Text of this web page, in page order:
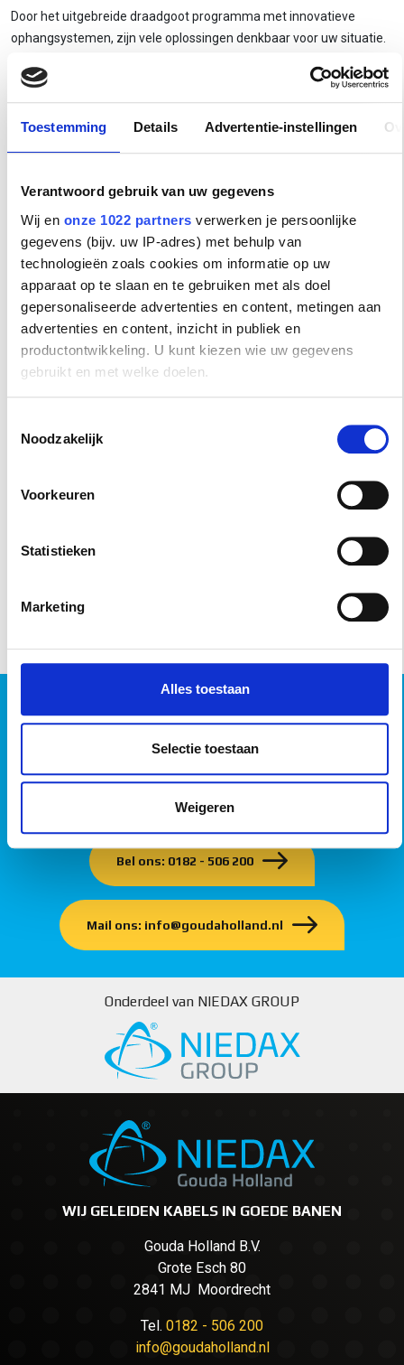
Toestemming Details Advertentie-instellingen
Verantwoord gebruik van uw gegevens
Wij en onze 1022 partners verwerken je persoonlijke
gegevens (bijv. uw IP-adres) met behulp van
technologieën zoals cookies om informatie op uw
apparaat op te slaan en te gebruiken met als doel
gepersonaliseerde advertenties en content, metingen aan
advertenties en content, inzicht in publiek en
productontwikkeling. U kunt kiezen wie uw gegevens
gebruikt en met welke doelen.
Informatie verzamelen over uw geografische locatie,
Uw apparaat identificeren door het actief te scannen
verwerkt en stel uw voorkeuren in het
detailgedeelte
in. U
personaliseren, om functies voor social media te bieden
en om ons websiteverkeer te analyseren. Ook delen we
partners voor social media, adverteren en analyse. Deze
partners kunnen deze gegevens combineren met andere
verzameld op basis van uw gebruik van hun services.
Noodzakelijk
Voorkeuren
Statistieken
Marketing
Alles toestaan
Selectie toestaan
Weigeren
Door het uitgebreide draadgoot programma met innovatieve
ophangsystemen, zijn vele oplossingen denkbaar voor uw situatie.
De Tandem wordt veel toegepast in de Food & Beverage, Industrie
Overspanningen mogelijk tot wel 4 meter.
Sendzimir verzinkt / Thermisch verzinkt / RVS 304 / RVS316
Brochure draadgoot
Gouda Tandem draadgoot
Naar Tandem draadgoot in productenprotaal
HEEFT U NOG VRAGEN?
Bel ons: 0182 - 506 200
Mail ons: info@goudaholland.nl
Onderdeel van NIEDAX GROUP
WIJ GELEIDEN KABELS IN GOEDE BANEN
Gouda Holland B.V.
Grote Esch 80
2841 MJ Moordrecht
Tel. 0182 - 506 200
info@goudaholland.nl